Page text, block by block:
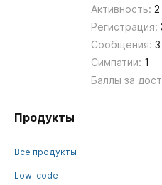
Активность:
Регистрация:
Сообщения: 3
Симпатии: 1
Баллы за
Продукты
Все продукты
Low-code